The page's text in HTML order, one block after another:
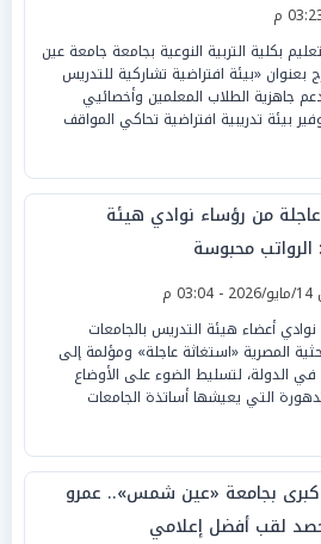
بكلية التربية النوعية بجامعة جامعة عين
«بيئة افتراضية تشاركية للتدريس
جاهزية الطلاب المعلمين وأخصائيي
بيئة تدريبية افتراضية تحاكي المواقف
من رؤساء نوادي هيئة
محبوسة
أعضاء هيئة التدريس بالجامعات
المصرية «استغاثة عاجلة» ومؤلمة إلى
الدولة، لتسليط الضوء على الأوضاع
التي يعيشها أساتذة الجامعات
كبرى بجامعة «عين شمس».. عمرو
لقب أفضل إعلامي